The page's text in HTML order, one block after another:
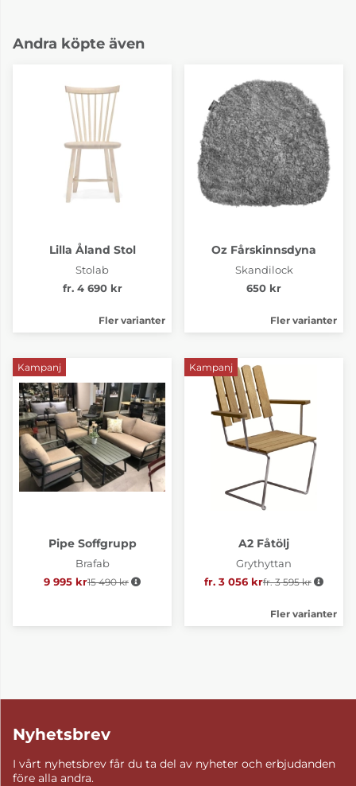
Andra köpte även
Lilla Åland Stol
Stolab
fr. 4 690 kr
Fler varianter
Oz Fårskinnsdyna
Skandilock
650 kr
Fler varianter
Kampanj
Pipe Soffgrupp
Brafab
9 995 kr Ordinarie pris:
15 490 kr
Kampanj
A2 Fåtölj
Grythyttan
fr. 3 056 krOrdinarie pris:
fr. 3 595 kr
Fler varianter
Nyhetsbrev
I vårt nyhetsbrev får du ta del av nyheter och erbjudanden
före alla andra.